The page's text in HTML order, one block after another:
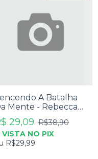
A Batalha
Mente - Rebecca
29,09 R$38,90
VISTA NO PIX
R$29,99